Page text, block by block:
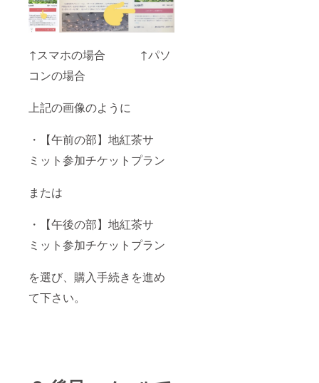
↑スマホの場合 ↑パソ
コンの場合
上記の画像のように
・【午前の部】地紅茶サ
ミット参加チケットプラン
または
・【午後の部】地紅茶サ
ミット参加チケットプラン
を選び、購入手続きを進め
て下さい。